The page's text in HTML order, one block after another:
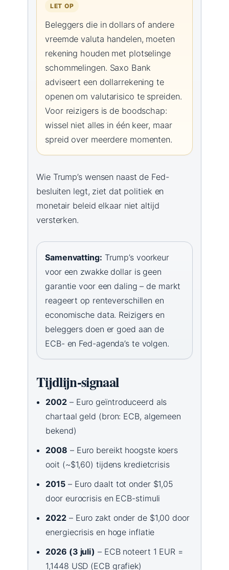
LET OP
Beleggers die in dollars of andere
vreemde valuta handelen, moeten
rekening houden met plotselinge
schommelingen. Saxo Bank
adviseert een dollarrekening te
openen om valutarisico te spreiden.
Voor reizigers is de boodschap:
wissel niet alles in één keer, maar
spreid over meerdere momenten.
Wie Trump’s wensen naast de Fed-
besluiten legt, ziet dat politiek en
monetair beleid elkaar niet altijd
versterken.
Samenvatting: Trump’s voorkeur
voor een zwakke dollar is geen
garantie voor een daling – de markt
reageert op renteverschillen en
economische data. Reizigers en
beleggers doen er goed aan de
ECB- en Fed-agenda’s te volgen.
Tijdlijn-signaal
2002 – Euro geïntroduceerd als
chartaal geld (bron: ECB, algemeen
bekend)
2008 – Euro bereikt hoogste koers
ooit (~$1,60) tijdens kredietcrisis
2015 – Euro daalt tot onder $1,05
door eurocrisis en ECB-stimuli
2022 – Euro zakt onder de $1,00 door
energiecrisis en hoge inflatie
2026 (3 juli) – ECB noteert 1 EUR =
1,1448 USD (ECB grafiek)